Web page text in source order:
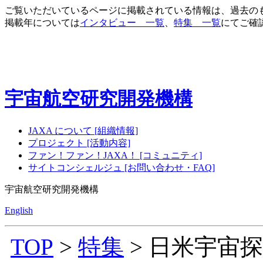
ご覧いただいているページに掲載されている情報は、過去
掲載年についてはインタビュー 一覧 特集 一覧にてご確
宇宙航空研究開発機構
JAXA について [組織情報]
プロジェクト [活動内容]
ファン！ファン！JAXA！ [コミュニティ]
サイトコンシェルジュ [お問い合わせ・FAQ]
宇宙航空研究開発機構
English
TOP > 特集 > 日米宇宙